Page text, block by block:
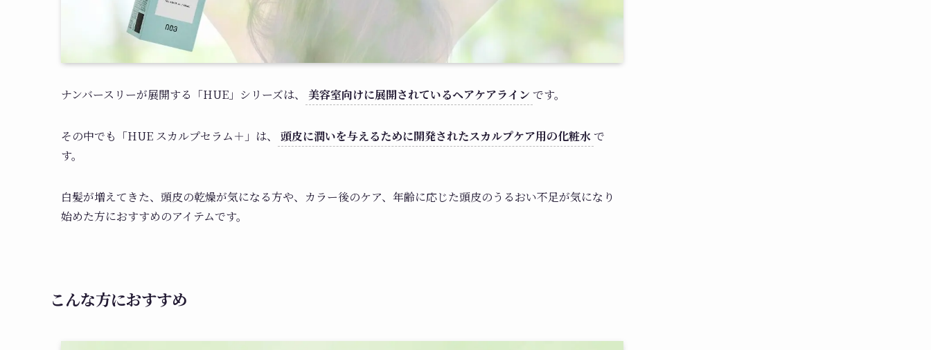
ナンバースリーが展開する「HUE」シリーズは、 美容室向けに展開されているヘアケアライン です。
その中でも「HUE スカルプセラム＋」は、 頭皮に潤いを与えるために開発されたスカルプケア用の化粧水で
す。
白髪が増えてきた、頭皮の乾燥が気になる方や、カラー後のケア、年齢に応じた頭皮のうるおい不足が気になり
始めた方におすすめのアイテムです。
こんな方におすすめ